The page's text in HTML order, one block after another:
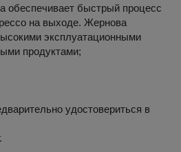
обеспечивает быстрый процесс
на выходе. Жернова
эксплуатационными
продуктами;
удостовериться в